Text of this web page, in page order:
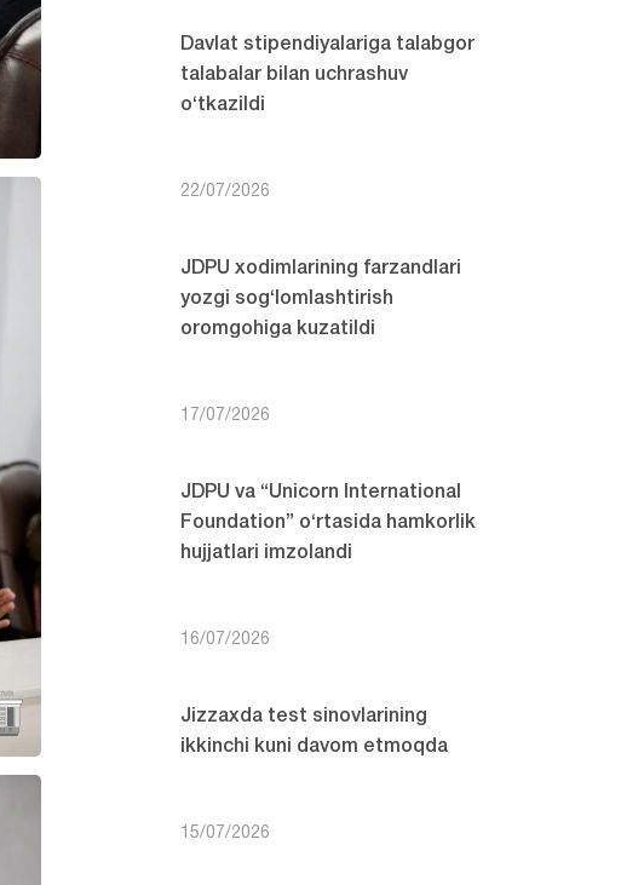
Davlat stipendiyalariga talabgor
talabalar bilan uchrashuv
o‘tkazildi
22/07/2026
JDPU xodimlarining farzandlari
yozgi sog‘lomlashtirish
oromgohiga kuzatildi
17/07/2026
JDPU va “Unicorn International
Foundation” o‘rtasida hamkorlik
hujjatlari imzolandi
16/07/2026
Jizzaxda test sinovlarining
ikkinchi kuni davom etmoqda
15/07/2026